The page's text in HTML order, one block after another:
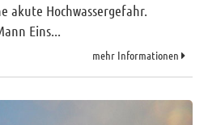
Hochwassergefahr.
Eins...
mehr Informationen